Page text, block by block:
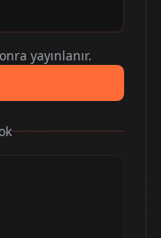
yayınlanır.